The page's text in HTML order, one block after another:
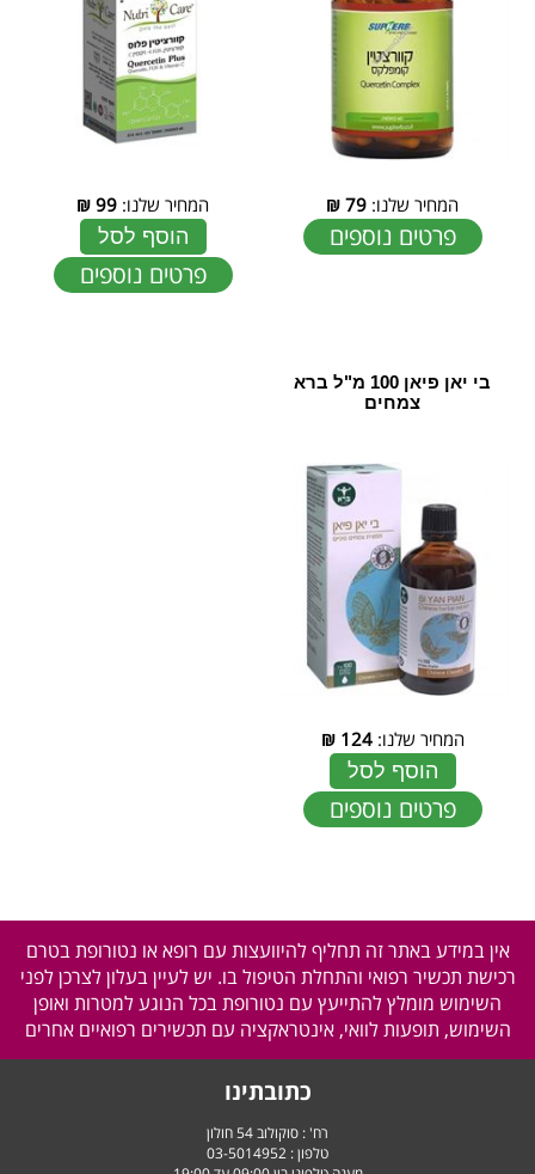
המחיר שלנו: 79
₪
פרטים נוספים
המחיר שלנו: 99
₪
הוסף לסל
פרטים נוספים
בי יאן פיאן 100 מ"ל ‏ברא
צמחים
המחיר שלנו:124
₪
הוסף לסל
פרטים נוספים
אין במידע באתר זה תחליף להיוועצות עם רופא או נטורופת בטרם
רכישת תכשיר רפואי והתחלת הטיפול בו. יש לעיין בעלון לצרכן לפני
השימוש מומלץ להתייעץ עם נטורופת בכל הנוגע למטרות ואופן
השימוש, תופעות לוואי, אינטראקציה עם תכשירים רפואיים אחרים
כתובתינו
רח' : סוקולוב 54 חולון
טלפון : 03-5014952